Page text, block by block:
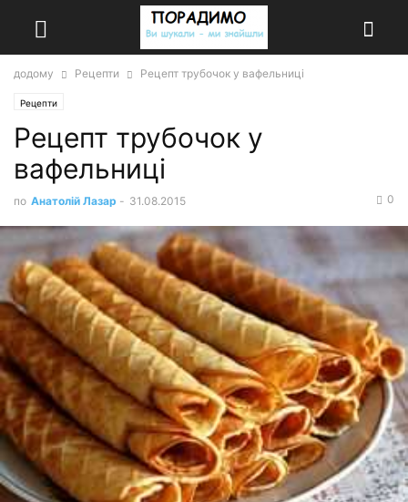
додому Рецепти Рецепт трубочок у вафельниці
Рецепти
Рецепт трубочок у
вафельниці
по Анатолій Лазар - 31.08.2015 0